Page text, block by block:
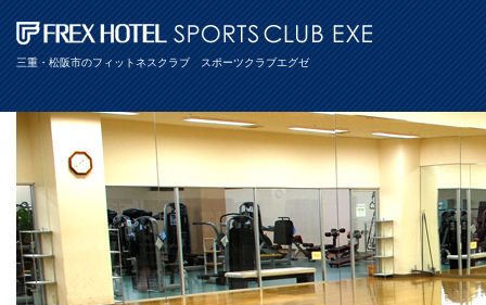
三重・松阪市のフィットネスクラブ スポーツクラブエグゼ